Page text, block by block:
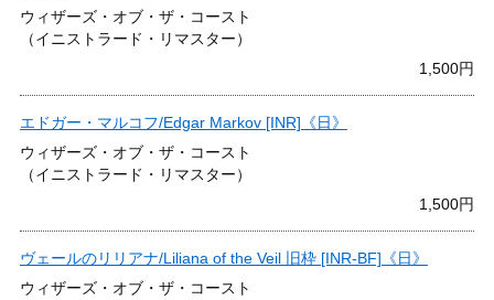
ウィザーズ・オブ・ザ・コースト
（イニストラード・リマスター）
1,500円
エドガー・マルコフ/Edgar Markov [INR]《日》
ウィザーズ・オブ・ザ・コースト
（イニストラード・リマスター）
1,500円
ヴェールのリリアナ/Liliana of the Veil 旧枠 [INR-BF]《日》
ウィザーズ・オブ・ザ・コースト